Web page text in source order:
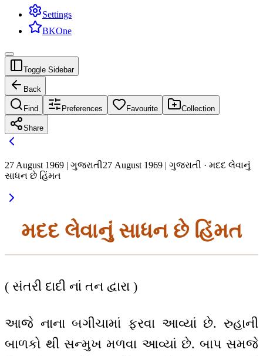
Settings
BKOne
Toggle Sidebar
Back
Find Preferences Favourite Collection
Share
27 August 1969 | ગુજરાતી27 August 1969 | ગુજરાતી · મદદ લેવાનું
સાધન છે હિંમત
મદદ લેવાનું સાધન છે હિંમત
( સંતરી દાદી નાં તન દ્વારા )
આજે નાના બગીચામાં ફરવા આવ્યાં છે. રુહાની
બાળકો થી સન્મુખ મળવા આવ્યાં છે. બાપ સમજે